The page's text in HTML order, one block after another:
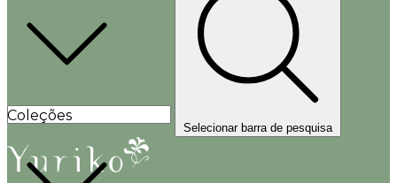
Coleções
Selecionar barra de pesquisa